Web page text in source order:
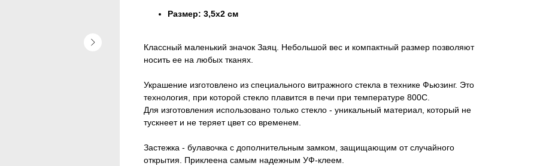
Размер: 3,5х2 см
Классный маленький значок Заяц. Небольшой вес и компактный размер позволяют
носить ее на любых тканях.
Украшение изготовлено из специального витражного стекла в технике Фьюзинг. Это
технология, при которой стекло плавится в печи при температуре 800С.
Для изготовления использовано только стекло - уникальный материал, который не
тускнеет и не теряет цвет со временем.
Застежка - булавочка с дополнительным замком, защищающим от случайного
открытия. Приклеена самым надежным УФ-клеем.